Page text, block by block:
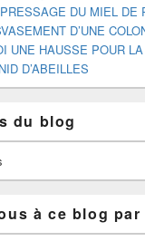
DU MIEL DE
D’UNE
UNE HAUSSE POUR
D’ABEILLES
du blog
à ce blog par